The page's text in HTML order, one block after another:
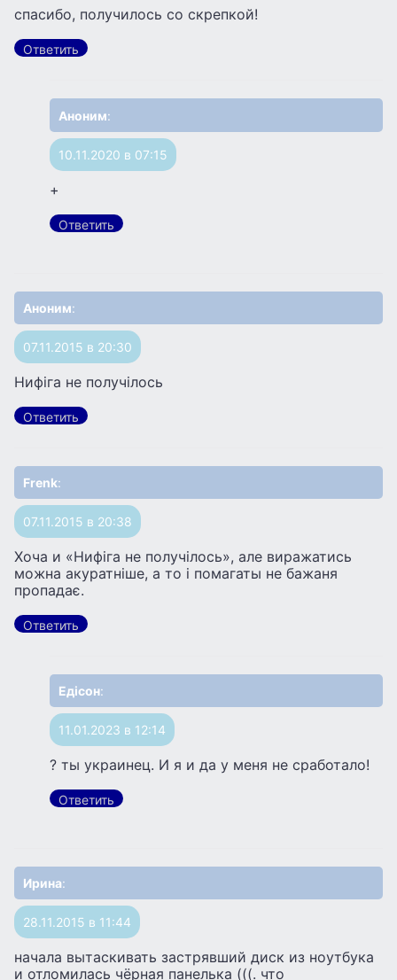
спасибо, получилось со скрепкой!
Ответить
Аноним:
10.11.2020 в 07:15
+
Ответить
Аноним:
07.11.2015 в 20:30
Нифіга не получілось
Ответить
Frenk:
07.11.2015 в 20:38
Хоча и «Нифіга не получілось», але виражатись
можна акуратніше, а то і помагаты не бажаня
пропадає.
Ответить
Едісон:
11.01.2023 в 12:14
? ты украинец. И я и да у меня не сработало!
Ответить
Ирина:
28.11.2015 в 11:44
начала вытаскивать застрявший диск из ноутбука
и отломилась чёрная панелька (((. что